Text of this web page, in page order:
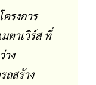
รงการ
ตาเวิร์ส ที่
าง
ถสร้าง